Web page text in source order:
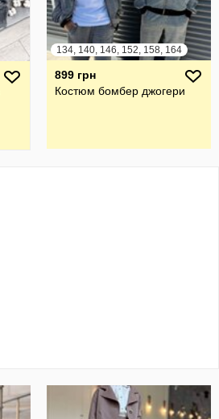
134, 140, 146, 152, 158, 164
899 грн
Костюм бомбер джогери